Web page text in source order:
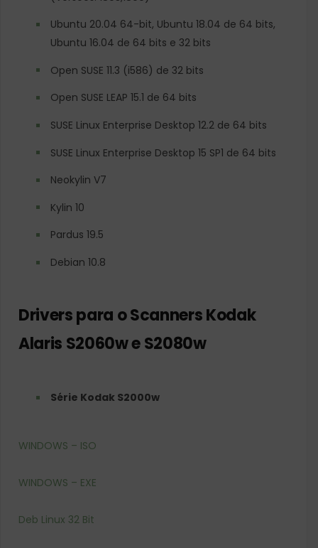
Ubuntu 20.04 64-bit, Ubuntu 18.04 de 64 bits,
Ubuntu 16.04 de 64 bits e 32 bits
Open SUSE 11.3 (i586) de 32 bits
Open SUSE LEAP 15.1 de 64 bits
SUSE Linux Enterprise Desktop 12.2 de 64 bits
SUSE Linux Enterprise Desktop 15 SP1 de 64 bits
Neokylin V7
Kylin 10
Pardus 19.5
Debian 10.8
Drivers para o Scanners Kodak
Alaris S2060w e S2080w
Série Kodak S2000w
WINDOWS – ISO
WINDOWS – EXE
Deb Linux 32 Bit